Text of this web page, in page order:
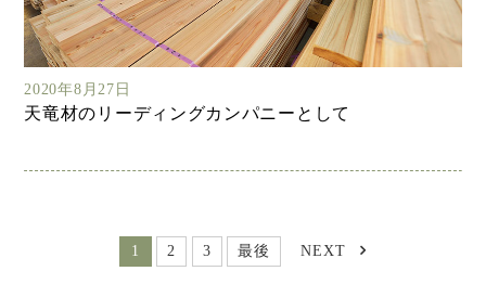
2020年8月27日
天竜材のリーディングカンパニーとして
1 2 3 最後 NEXT